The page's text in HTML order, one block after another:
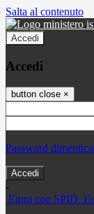
Salta al contenuto
Accedi
Accedi
button close ×
Password
-
Entra con SPID